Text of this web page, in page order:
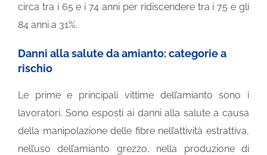
circa tra i 65 e i 74 anni per ridiscendere tra i 75 e gli
84 anni a 31%.
Danni alla salute da amianto: categorie a
rischio
Le prime e principali vittime dell’amianto sono i
lavoratori. Sono esposti ai danni alla salute a causa
della manipolazione delle fibre nell’attività estrattiva,
nell’uso dell’amianto grezzo, nella produzione di